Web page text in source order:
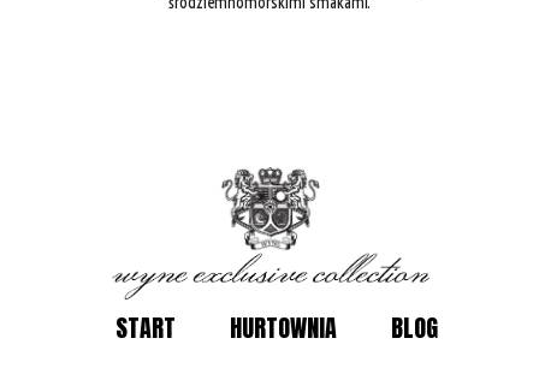
START HURTOWNIA BLOG